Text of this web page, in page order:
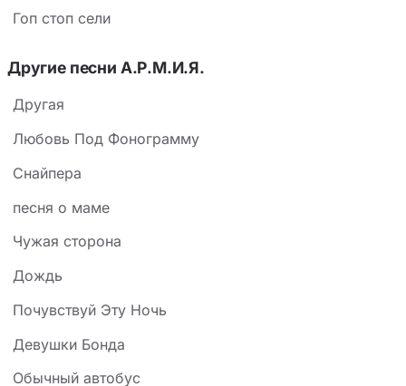
Гоп стоп сели
Другие песни А.Р.М.И.Я.
Другая
Любовь Под Фонограмму
Снайпера
песня о маме
Чужая сторона
Дождь
Почувствуй Эту Ночь
Девушки Бонда
Обычный автобус